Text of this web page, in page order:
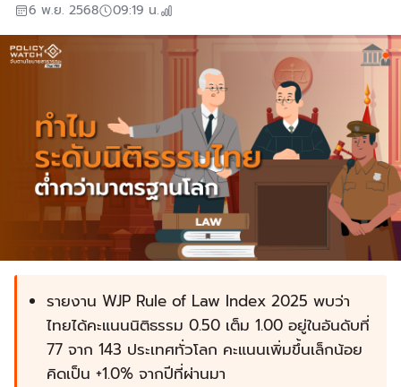
6 พ.ย. 2568 09:19 น.
รายงาน WJP Rule of Law Index 2025 พบว่า
ไทยได้คะแนนนิติธรรม 0.50 เต็ม 1.00 อยู่ในอันดับที่
77 จาก 143 ประเทศทั่วโลก คะแนนเพิ่มขึ้นเล็กน้อย
คิดเป็น +1.0% จากปีที่ผ่านมา